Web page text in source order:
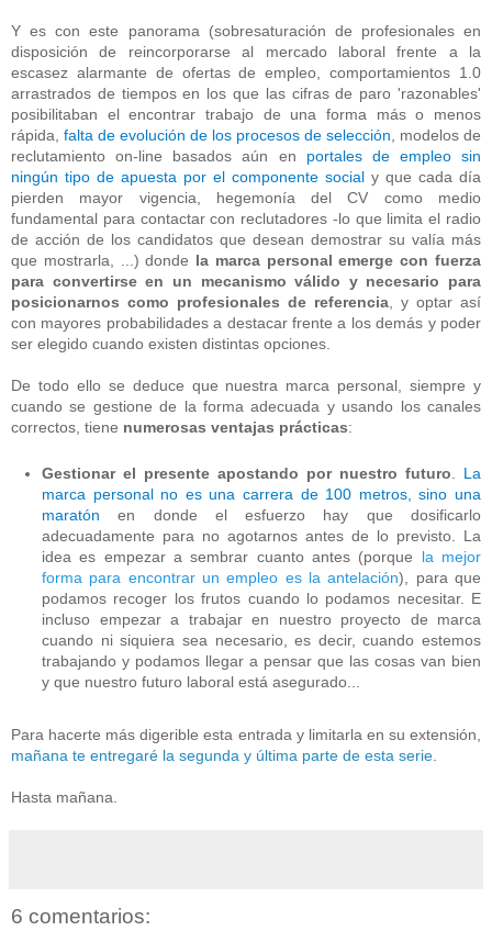
Y es con este panorama (sobresaturación de profesionales en
disposición de reincorporarse al mercado laboral frente a la
escasez alarmante de ofertas de empleo, comportamientos 1.0
arrastrados de tiempos en los que las cifras de paro 'razonables'
posibilitaban el encontrar trabajo de una forma más o menos
rápida, falta de evolución de los procesos de selección, modelos de
reclutamiento on-line basados aún en portales de empleo sin
ningún tipo de apuesta por el componente social y que cada día
pierden mayor vigencia, hegemonía del CV como medio
fundamental para contactar con reclutadores -lo que limita el radio
de acción de los candidatos que desean demostrar su valía más
que mostrarla, ...) donde la marca personal emerge con fuerza
para convertirse en un mecanismo válido y necesario para
posicionarnos como profesionales de referencia, y optar así
con mayores probabilidades a destacar frente a los demás y poder
ser elegido cuando existen distintas opciones.
De todo ello se deduce que nuestra marca personal, siempre y
cuando se gestione de la forma adecuada y usando los canales
correctos, tiene numerosas ventajas prácticas:
Gestionar el presente apostando por nuestro futuro. La
marca personal no es una carrera de 100 metros, sino una
maratón en donde el esfuerzo hay que dosificarlo
adecuadamente para no agotarnos antes de lo previsto. La
idea es empezar a sembrar cuanto antes (porque la mejor
forma para encontrar un empleo es la antelación), para que
podamos recoger los frutos cuando lo podamos necesitar. E
incluso empezar a trabajar en nuestro proyecto de marca
cuando ni siquiera sea necesario, es decir, cuando estemos
trabajando y podamos llegar a pensar que las cosas van bien
y que nuestro futuro laboral está asegurado...
Para hacerte más digerible esta entrada y limitarla en su extensión,
mañana te entregaré la segunda y última parte de esta serie.
Hasta mañana.
6 comentarios: